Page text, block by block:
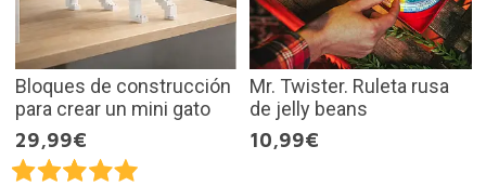
Bloques de construcción
para crear un mini gato
29,99€
Mr. Twister. Ruleta rusa
de jelly beans
10,99€